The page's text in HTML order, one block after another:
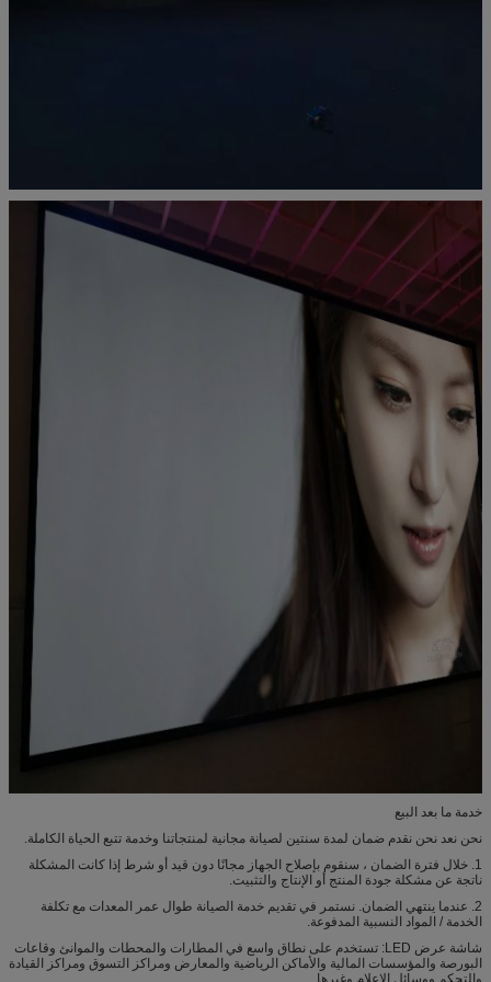
خدمة ما بعد البيع
نحن نعد نحن نقدم ضمان لمدة سنتين لصيانة مجانية لمنتجاتنا وخدمة تتبع الحياة الكاملة.
1. خلال فترة الضمان ، سنقوم بإصلاح الجهاز مجانًا دون قيد أو شرط إذا كانت المشكلة
ناتجة عن مشكلة جودة المنتج أو الإنتاج والتثبيت.
2. عندما ينتهي الضمان. نستمر في تقديم خدمة الصيانة طوال عمر المعدات مع تكلفة
الخدمة / المواد النسبية المدفوعة.
شاشة عرض LED: تستخدم على نطاق واسع في المطارات والمحطات والموانئ وقاعات
البورصة والمؤسسات المالية والأماكن الرياضية والمعارض ومراكز التسوق ومراكز القيادة
والتحكم ووسائل الإعلام وغيرها.